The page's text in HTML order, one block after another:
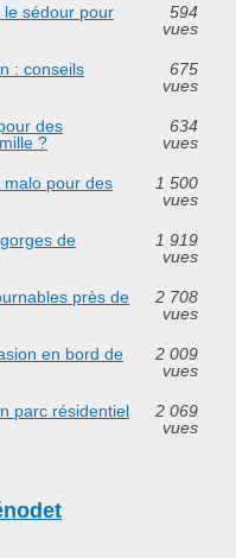
le sédour pour
594
vues
: conseils
675
vues
des
?
634
vues
malo pour des
1 500
vues
de
1 919
vues
près de
2 708
vues
en bord de
2 009
vues
parc résidentiel
2 069
vues